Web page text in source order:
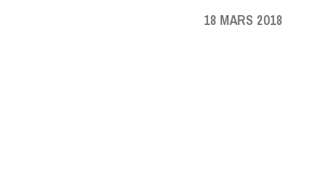
18 MARS 2018